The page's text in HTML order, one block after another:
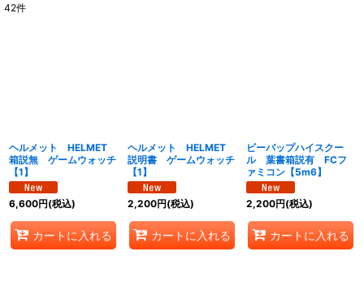
並び順 :
絞り込む
42件
ヘルメット HELMET
箱説無 ゲームウォッチ
【1】
6,600円(税込)
カートに入れる
ヘルメット HELMET
説明書 ゲームウォッチ
【1】
2,200円(税込)
カートに入れる
ビーバップハイスクー
ル 葉書箱説有 FCフ
ァミコン【5m6】
2,200円(税込)
カートに入れる